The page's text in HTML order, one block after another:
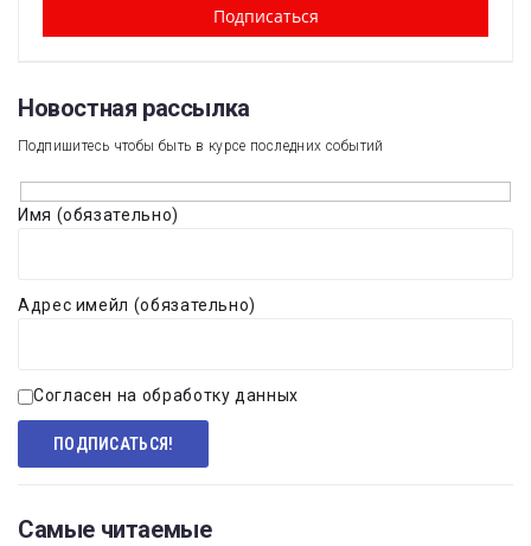
Новостная рассылка​
Подпишитесь чтобы быть в курсе последних событий
Имя (обязательно)
Адрес имейл (обязательно)
Согласен на обработку данных
Самые читаемые